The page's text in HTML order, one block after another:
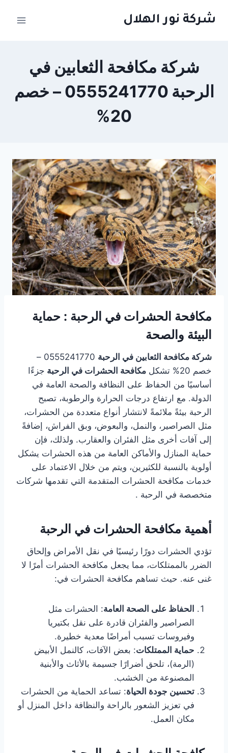
شركة نور الهلال
شركة مكافحة الثعابين في
الرحبة 0555241770 – خصم
20%
مكافحة الحشرات في الرحبة : حماية
البيئة والصحة
شركة مكافحة الثعابين في الرحبة
0555241770 –
خصم 20% تشكل
مكافحة الحشرات في الرحبة جزءًا
أساسيًا من الحفاظ على النظافة والصحة العامة في
الدولة. مع ارتفاع درجات الحرارة والرطوبة، تصبح
الرحبة بيئةً ملائمةً لانتشار أنواع متعددة من الحشرات،
مثل الصراصير، والنمل، والبعوض، وبق الفراش، إضافةً
إلى آفات أخرى مثل الفئران والعقارب. ولذلك، فإن
حماية المنازل والأماكن العامة من هذه الحشرات يشكل
أولوية بالنسبة للكثيرين، ويتم من خلال الاعتماد على
خدمات مكافحة الحشرات المتقدمة التي تقدمها شركات
متخصصة في الرحبة .
أهمية مكافحة الحشرات في الرحبة
تؤدي الحشرات دورًا رئيسيًا في نقل الأمراض وإلحاق
الضرر بالممتلكات، مما يجعل مكافحة الحشرات أمرًا لا
غنى عنه. حيث تساهم مكافحة الحشرات في:
الحفاظ على الصحة العامة: الحشرات مثل
الصراصير والفئران قادرة على نقل بكتيريا
وفيروسات تسبب أمراضًا معدية خطيرة.
حماية الممتلكات: بعض الآفات، كالنمل الأبيض
(الرمة)، تلحق أضرارًا جسيمة بالأثاث والأبنية
المصنوعة من الخشب.
تحسين جودة الحياة: تساعد الحماية من الحشرات
في تعزيز الشعور بالراحة والنظافة داخل المنزل أو
مكان العمل.